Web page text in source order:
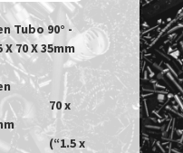
Tubo 90° -